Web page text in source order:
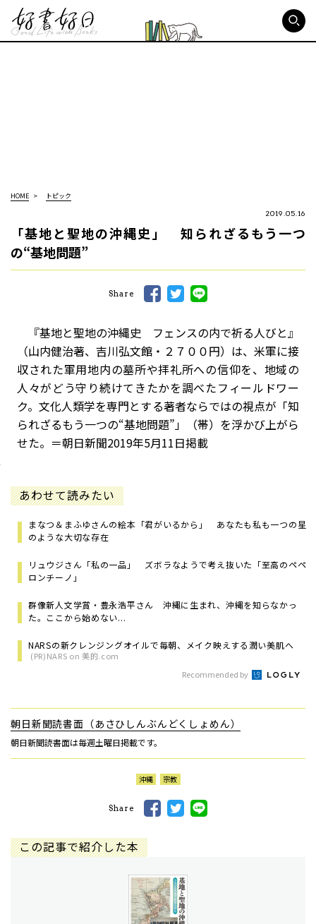
HOME トピック
2019.05.16
「基地と聖地の沖縄史」 知られざるもう一つ
の“基地問題”
Share
『基地と聖地の沖縄史 フェンスの内で祈る人びと』
（山内健治著、吉川弘文館・２７００円）は、米軍に接
収された軍用地内の墓所や拝礼所への信仰を、地域の
人々がどう守り続けてきたかを調べたフィールドワー
ク。文化人類学を専門とする著者ならではの視点が「知
られざるもう一つの“基地問題”」（帯）を浮かび上がら
せた。＝朝日新聞2019年5月11日掲載
あわせて読みたい
まなつ＆まふゆさんの絵本「君がいるから」 あなたも私も一つの星
のような大切な存在
リュウジさん「私の一品」 ズボラなようで考え抜いた「至高のペペ
ロンチーノ」
群像新人文学賞・豊永浩平さん 沖縄に生まれ、沖縄を知らなかっ
た。ここから始めない...
NARSの新クレンジングオイルで毎朝、メイク映えする潤い美肌へ
(PR)NARS on 美的.com
Recommended by
朝日新聞読書面（あさひしんぶんどくしょめん）
朝日新聞読書面は毎週土曜日掲載です。
沖縄 宗教
Share
この記事で紹介した本